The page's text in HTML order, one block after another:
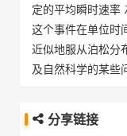
定的平均瞬时速率
这个事件在单位时
近似地服从泊松分
及自然科学的某些
分享链接